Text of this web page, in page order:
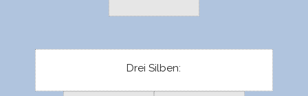
Drei Silben: